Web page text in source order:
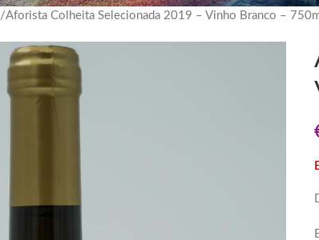
Aforista Colheita Selecionada 2019 – Vinho Branco –